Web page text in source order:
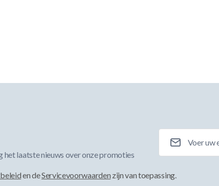
het laatste nieuws over onze promoties
en deServicevoorwaarden zijn van toepassing.